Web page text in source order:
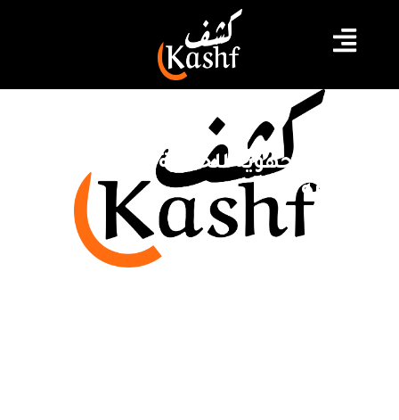
الادارة الجهوية للحماية المدنية
بجندوبة